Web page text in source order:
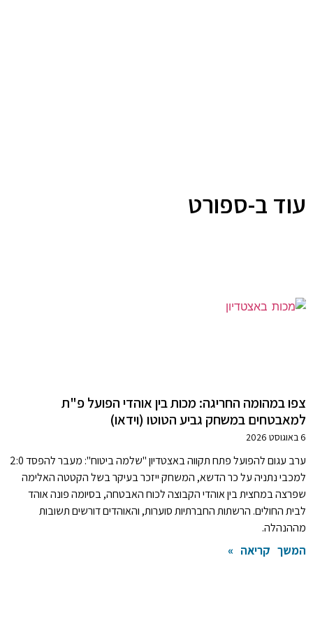
עוד ב-ספורט
צפו במהומה החריגה: מכות בין אוהדי הפועל פ"ת
למאבטחים במשחק גביע הטוטו (וידאו)
6 באוגוסט 2026
ערב עגום להפועל פתח תקווה באצטדיון "שלמה ביטוח": מעבר להפסד 2:0
למכבי נתניה על כר הדשא, המשחק ייזכר בעיקר בשל הקטטה האלימה
שפרצה במחצית בין אוהדי הקבוצה לכוח האבטחה, בסיומה פונה אוהד
לבית החולים. הרשתות החברתיות סוערות, והאוהדים דורשים תשובות
מההנהלה.
המשך קריאה »